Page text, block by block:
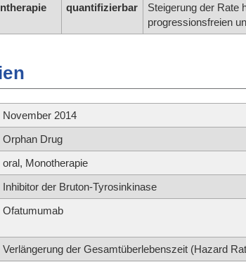
quantifizierbar
Steigerung der Rate
progressionsfreien
November 2014
Orphan Drug
oral, Monotherapie
Inhibitor der Bruton-Tyrosinkinase
Ofatumumab
Verlängerung der Gesamtüberlebenszeit (Hazard